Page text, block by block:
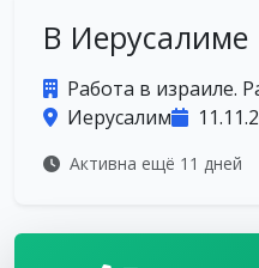
В Иерусалиме
Работа в израиле.
Иерусалим
Активна ещё 11 дней